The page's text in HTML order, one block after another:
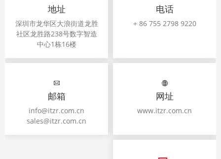
地址
深圳市龙华区大浪街道龙胜
社区龙胜路238号数字智造
中心1栋16楼
电话
+ 86 755 2798 9220
邮箱
info@itzr.com.cn
sales@itzr.com.cn
网址
www.itzr.com.cn